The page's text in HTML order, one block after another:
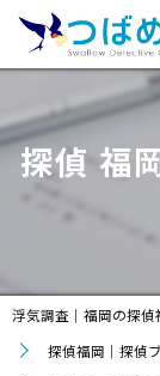
探偵 福
浮気調査｜福岡の探
探偵福岡｜探偵